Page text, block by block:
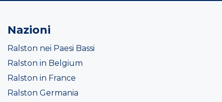
Nazioni
Ralston nei Paesi Bassi
Ralston in Belgium
Ralston in France
Ralston Germania